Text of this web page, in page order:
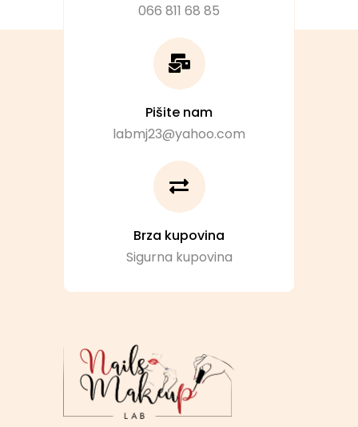
066 811 68 85
Pišite nam
labmj23@yahoo.com
Brza kupovina
Sigurna kupovina